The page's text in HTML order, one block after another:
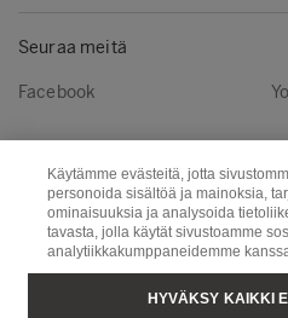
Seuraa meitä
Facebook
Metsä Group
Metsä Fibre
Metsä Tissue
Copyright © Metsä Group
Käytämme evästeitä, jotta
personoida sisältöä ja mainoksia,
ominaisuuksia ja analysoida
tavasta, jolla käytät sivustoamme
analytiikkakumppaneidemme
HYVÄKSY KAIKKI